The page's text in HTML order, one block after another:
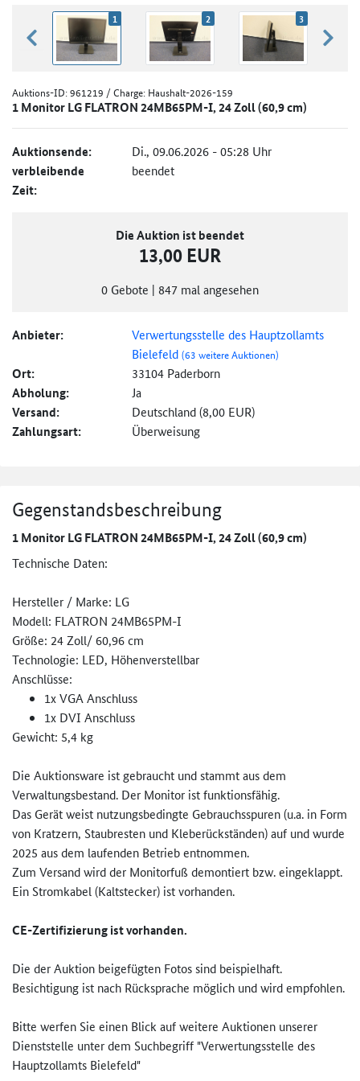
zurück blättern
1 2 3
Auktions-ID:961219 / Charge: Haushalt-2026-159
1 Monitor LG FLATRON 24MB65PM-I, 24 Zoll (60,9 cm)
Auktionsende: Di., 09.06.2026 - 05:28 Uhr
verbleibende
Zeit:
beendet
Die Auktion ist beendet
13,00 EUR
0 Gebote | 847 mal angesehen
Anbieter:
Verwertungsstelle des Hauptzollamts
Bielefeld(63 weitere Auktionen)
Ort: 33104 Paderborn
Abholung: Ja
Versand: Deutschland (8,00 EUR)
Zahlungsart: Überweisung
Gegenstandsbeschreibung
1 Monitor LG FLATRON 24MB65PM-I, 24 Zoll (60,9 cm)
Technische Daten:
Hersteller / Marke: LG
Modell: FLATRON 24MB65PM-I
Größe: 24 Zoll/ 60,96 cm
Technologie: LED, Höhenverstellbar
Anschlüsse:
1x VGA Anschluss
1x DVI Anschluss
Gewicht: 5,4 kg
Die Auktionsware ist gebraucht und stammt aus dem
Verwaltungsbestand. Der Monitor ist funktionsfähig.
Das Gerät weist nutzungsbedingte Gebrauchsspuren (u.a. in Form
von Kratzern, Staubresten und Kleberückständen) auf und wurde
2025 aus dem laufenden Betrieb entnommen.
Zum Versand wird der Monitorfuß demontiert bzw. eingeklappt.
Ein Stromkabel (Kaltstecker) ist vorhanden.
CE-Zertifizierung ist vorhanden.
Die der Auktion beigefügten Fotos sind beispielhaft.
Besichtigung ist nach Rücksprache möglich und wird empfohlen.
Bitte werfen Sie einen Blick auf weitere Auktionen unserer
Dienststelle unter dem Suchbegriff "Verwertungsstelle des
Hauptzollamts Bielefeld"